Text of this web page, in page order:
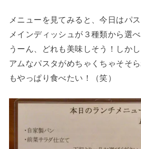
メニューを見てみると、今日はパ
メインディッシュが３種類から選べ
うーん、どれも美味しそう！しか
アムなパスタがめちゃくちゃそそ
もやっぱり食べたい！（笑）